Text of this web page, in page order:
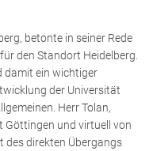
betonte in seiner Rede
den Standort Heidelberg.
damit ein wichtiger
der Universität
Herr Tolan,
Göttingen und virtuell von
des direkten Übergangs